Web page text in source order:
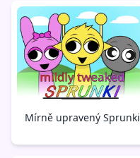
Mírně upravený Sprunki